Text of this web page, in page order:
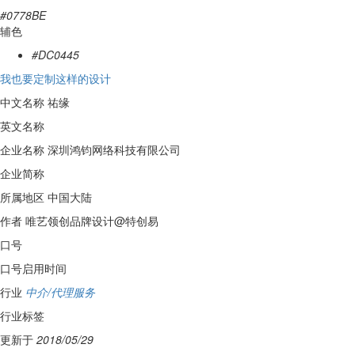
#0778BE
辅色
#DC0445
我也要定制这样的设计
中文名称 祐缘
英文名称
企业名称 深圳鸿钧网络科技有限公司
企业简称
所属地区 中国大陆
作者 唯艺领创品牌设计@特创易
口号
口号启用时间
行业 中介/代理服务
行业标签
更新于 2018/05/29